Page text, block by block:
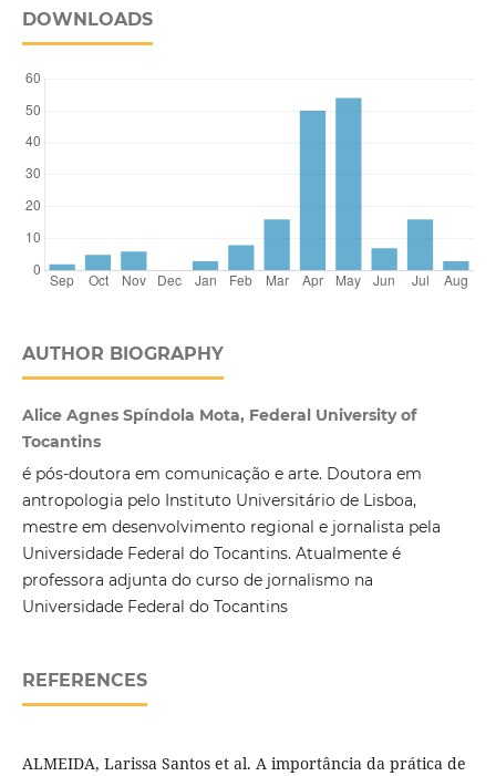
DOWNLOADS
AUTHOR BIOGRAPHY
Alice Agnes Spíndola Mota, Federal University of
Tocantins
é pós-doutora em comunicação e arte. Doutora em
antropologia pelo Instituto Universitário de Lisboa,
mestre em desenvolvimento regional e jornalista pela
Universidade Federal do Tocantins. Atualmente é
professora adjunta do curso de jornalismo na
Universidade Federal do Tocantins
REFERENCES
ALMEIDA, Larissa Santos et al. A importância da prática de